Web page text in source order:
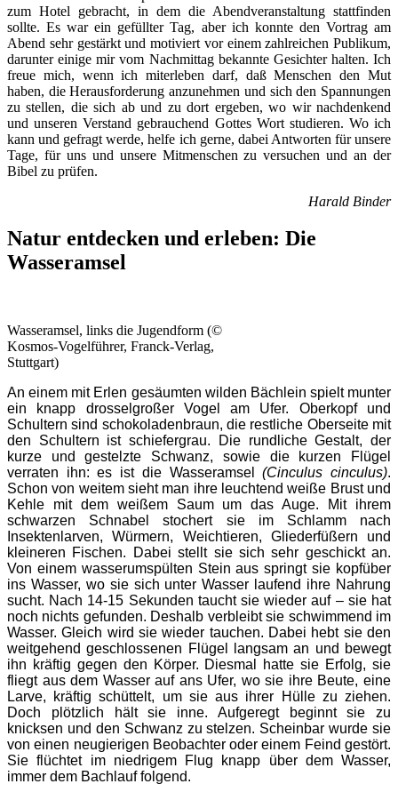
zum Hotel gebracht, in dem die Abendveranstaltung stattfinden
sollte. Es war ein gefüllter Tag, aber ich konnte den Vortrag am
Abend sehr gestärkt und motiviert vor einem zahlreichen Publikum,
darunter einige mir vom Nachmittag bekannte Gesichter halten. Ich
freue mich, wenn ich miterleben darf, daß Menschen den Mut
haben, die Herausforderung anzunehmen und sich den Spannungen
zu stellen, die sich ab und zu dort ergeben, wo wir nachdenkend
und unseren Verstand gebrauchend Gottes Wort studieren. Wo ich
kann und gefragt werde, helfe ich gerne, dabei Antworten für unsere
Tage, für uns und unsere Mitmenschen zu versuchen und an der
Bibel zu prüfen.
Harald Binder
Natur entdecken und erleben: Die
Wasseramsel
Wasseramsel, links die Jugendform (©
Kosmos-Vogelführer, Franck-Verlag,
Stuttgart)
An einem mit Erlen gesäumten wilden Bächlein spielt munter
ein knapp drosselgroßer Vogel am Ufer. Oberkopf und
Schultern sind schokoladenbraun, die restliche Oberseite mit
den Schultern ist schiefergrau. Die rundliche Gestalt, der
kurze und gestelzte Schwanz, sowie die kurzen Flügel
verraten ihn: es ist die Wasseramsel(Cinculus cinculus).
Schon von weitem sieht man ihre leuchtend weiße Brust und
Kehle mit dem weißem Saum um das Auge. Mit ihrem
schwarzen Schnabel stochert sie im Schlamm nach
Insektenlarven, Würmern, Weichtieren, Gliederfüßern und
kleineren Fischen. Dabei stellt sie sich sehr geschickt an.
Von einem wasserumspülten Stein aus springt sie kopfüber
ins Wasser, wo sie sich unter Wasser laufend ihre Nahrung
sucht. Nach 14-15 Sekunden taucht sie wieder auf – sie hat
noch nichts gefunden. Deshalb verbleibt sie schwimmend im
Wasser. Gleich wird sie wieder tauchen. Dabei hebt sie den
weitgehend geschlossenen Flügel langsam an und bewegt
ihn kräftig gegen den Körper. Diesmal hatte sie Erfolg, sie
fliegt aus dem Wasser auf ans Ufer, wo sie ihre Beute, eine
Larve, kräftig schüttelt, um sie aus ihrer Hülle zu ziehen.
Doch plötzlich hält sie inne. Aufgeregt beginnt sie zu
knicksen und den Schwanz zu stelzen. Scheinbar wurde sie
von einen neugierigen Beobachter oder einem Feind gestört.
Sie flüchtet im niedrigem Flug knapp über dem Wasser,
immer dem Bachlauf folgend.